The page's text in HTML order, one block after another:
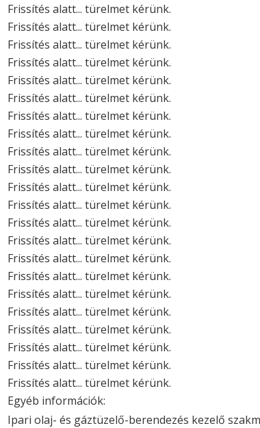
Frissítés alatt... türelmet kérünk.
Frissítés alatt... türelmet kérünk.
Frissítés alatt... türelmet kérünk.
Frissítés alatt... türelmet kérünk.
Frissítés alatt... türelmet kérünk.
Frissítés alatt... türelmet kérünk.
Frissítés alatt... türelmet kérünk.
Frissítés alatt... türelmet kérünk.
Frissítés alatt... türelmet kérünk.
Frissítés alatt... türelmet kérünk.
Frissítés alatt... türelmet kérünk.
Frissítés alatt... türelmet kérünk.
Frissítés alatt... türelmet kérünk.
Frissítés alatt... türelmet kérünk.
Frissítés alatt... türelmet kérünk.
Frissítés alatt... türelmet kérünk.
Frissítés alatt... türelmet kérünk.
Frissítés alatt... türelmet kérünk.
Frissítés alatt... türelmet kérünk.
Frissítés alatt... türelmet kérünk.
Frissítés alatt... türelmet kérünk.
Frissítés alatt... türelmet kérünk.
Egyéb információk:
Ipari olaj- és gáztüzelő-berendezés kezelő